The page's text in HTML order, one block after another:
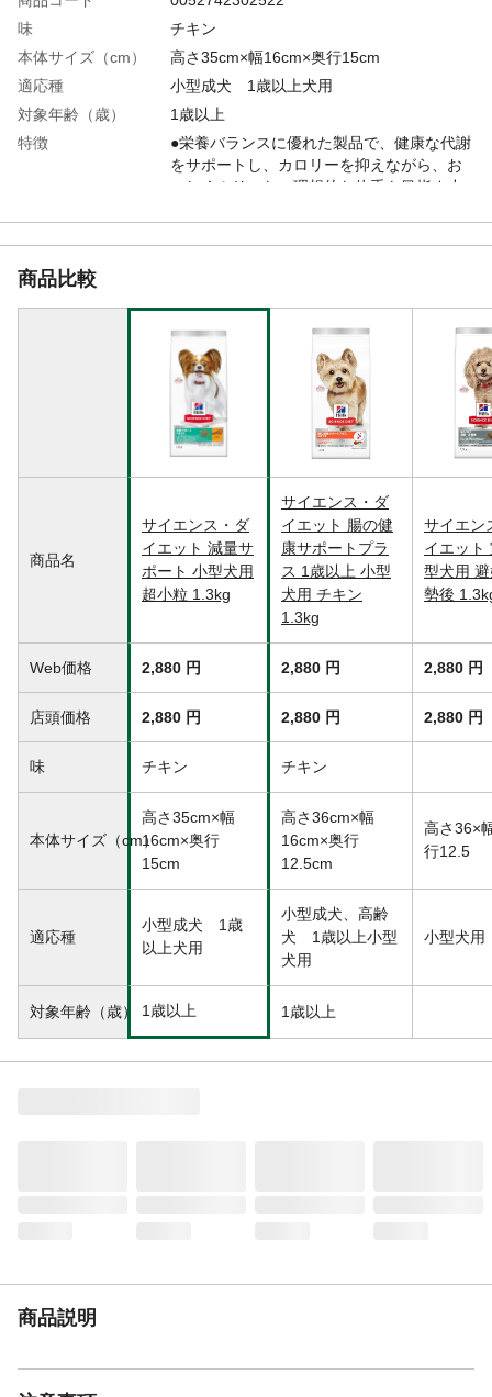
味
チキン
本体サイズ（cm）
高さ35cm×幅16cm×奥行15cm
適応種
小型成犬 1歳以上犬用
対象年齢（歳）
1歳以上
特徴
●栄養バランスに優れた製品で、健康な代謝
をサポートし、カロリーを抑えながら、お
いしくムリのない理想的な体重を目指す小
使用上の注意
表を目安に愛犬が最適な体重を維持できる
よう適宜調節してください。1日1回～数回
に分けてあげてください。新鮮な水をいつ
も飲めるようにしておきましょう。他のフ
ードからの切り替えは7日ほどかけて徐々に
行ってください。
オランダ
原材料
小麦、コーングルテン、トウモロコシ、ト
リ肉(チキン、ターキー)、エンドウマメ、セ
ルロース、トマト、トリ肉エキス、亜麻
仁、動物性油脂、ビートパルプ、ココナッ
ツ油、ポークエキス、ニンジン、米、ミネ
ラル類(カルシウム、ナトリウム、カリウ
保証成分
たんぱく質23.5%以上、脂質9.0%以上
14.0%以下、粗繊維14.5%以下、灰分6.5%
以下、水分10.0%以下、カルシウム0.82%、
等
代謝エネルギー
商品比較
商品名
サイエンス・ダ
イエット 減量サ
ポート 小型犬用
超小粒 1.3kg
サイエンス・ダ
イエット 腸の健
康サポートプラ
ス 1歳以上 小型
犬用 チキン
1.3kg
サイエン
イエット
型犬用
勢後
Web価格 2,880 円 2,880 円 2,880 円
店頭価格 2,880 円 2,880 円 2,880 円
味 チキン チキン
本体サイズ（cm）
高さ35cm×幅
16cm×奥行
15cm
高さ36cm×幅
16cm×奥行
12.5cm
高さ36×
行12.5
適応種
小型成犬 1歳
以上犬用
小型成犬、高齢
犬 1歳以上小型
犬用
小型犬用
対象年齢（歳） 1歳以上 1歳以上
商品説明